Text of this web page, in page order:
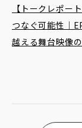
【トークレポー
つなぐ可能性｜
越える舞台映像